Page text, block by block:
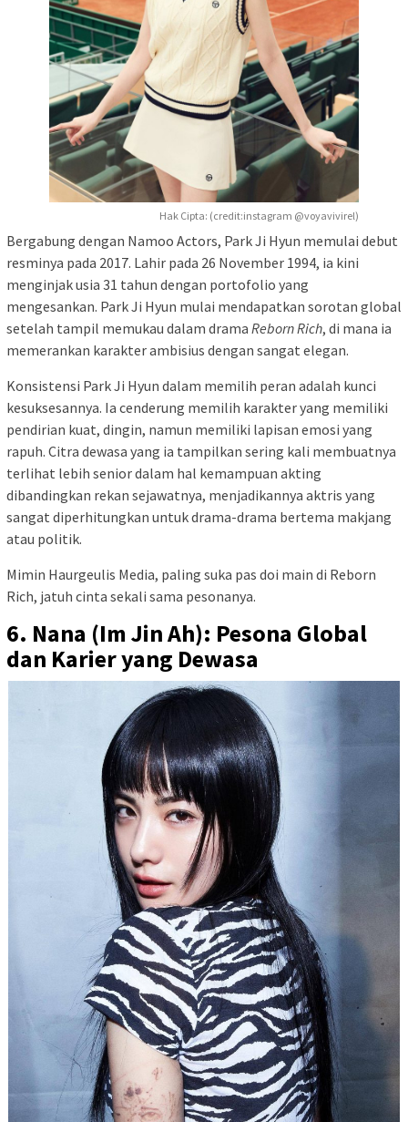
Hak Cipta: (credit:instagram @voyavivirel)
Bergabung dengan Namoo Actors, Park Ji Hyun memulai debut
resminya pada 2017. Lahir pada 26 November 1994, ia kini
menginjak usia 31 tahun dengan portofolio yang
mengesankan. Park Ji Hyun mulai mendapatkan sorotan global
setelah tampil memukau dalam drama Reborn Rich, di mana ia
memerankan karakter ambisius dengan sangat elegan.
Konsistensi Park Ji Hyun dalam memilih peran adalah kunci
kesuksesannya. Ia cenderung memilih karakter yang memiliki
pendirian kuat, dingin, namun memiliki lapisan emosi yang
rapuh. Citra dewasa yang ia tampilkan sering kali membuatnya
terlihat lebih senior dalam hal kemampuan akting
dibandingkan rekan sejawatnya, menjadikannya aktris yang
sangat diperhitungkan untuk drama-drama bertema makjang
atau politik.
Mimin Haurgeulis Media, paling suka pas doi main di Reborn
Rich, jatuh cinta sekali sama pesonanya.
6. Nana (Im Jin Ah): Pesona Global
dan Karier yang Dewasa